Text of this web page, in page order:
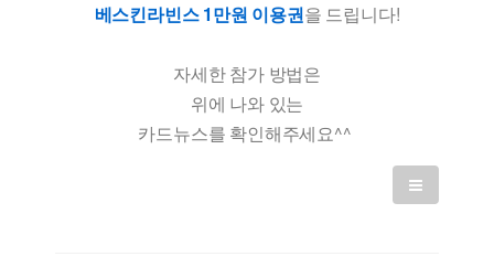
베스킨라빈스 1만원 이용권을 드립니다!
자세한 참가 방법은
위에 나와 있는
카드뉴스를 확인해주세요^^